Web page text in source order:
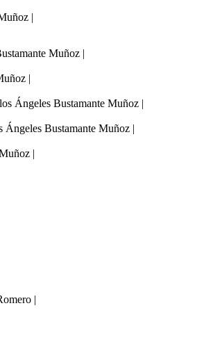
|
Muñoz |
|
Ángeles Bustamante Muñoz |
Bustamante Muñoz |
|
|